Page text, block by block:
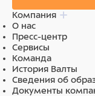
способствуют
веществ.
В состав
клетчатки,
Компания
О нас
Пресс-центр
Сервисы
Команда
История Валты
Сведения об
Документы